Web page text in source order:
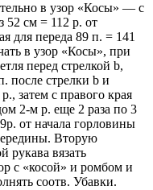
в узор «Косы» — с
52 см = 112 р. от
для переда 89 п. = 141
в узор «Косы», при
перед стрелкой b,
после стрелки b и
затем с правого края
2-м р. еще 2 раза по 3
от начала горловины
Вторую
рукава вязать
с «косой» и ромбом и
соотв. Убавки.